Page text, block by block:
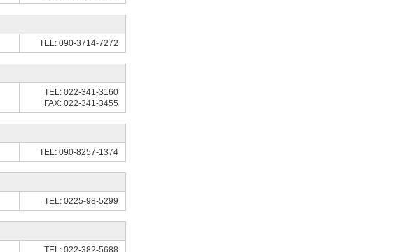
TEL: 090-3714-7272
TEL: 022-341-3160
FAX: 022-341-3455
TEL: 090-8257-1374
TEL: 0225-98-5299
TEL: 022-382-5688